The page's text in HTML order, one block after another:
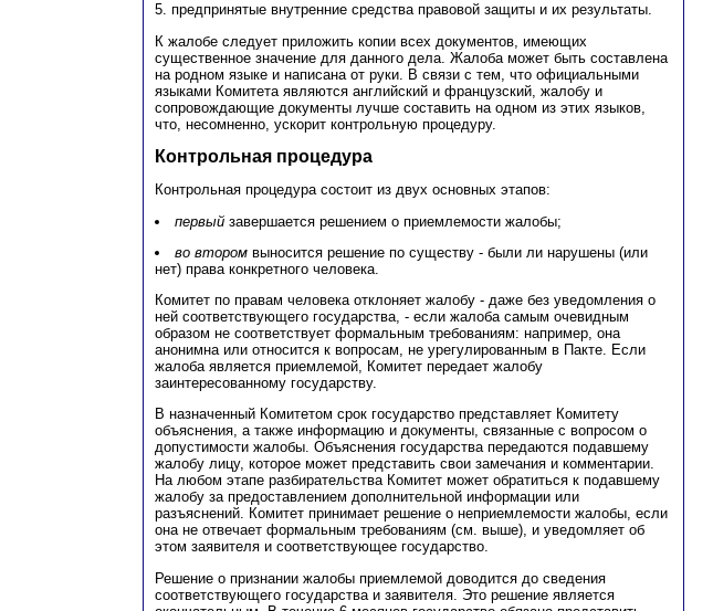
5. предпринятые внутренние средства правовой защиты и их результаты.
К жалобе следует приложить копии всех документов, имеющих
существенное значение для данного дела. Жалоба может быть составлена
на родном языке и написана от руки. В связи с тем, что официальными
языками Комитета являются английский и французский, жалобу и
сопровождающие документы лучше составить на одном из этих языков,
что, несомненно, ускорит контрольную процедуру.
Контрольная процедура
Контрольная процедура состоит из двух основных этапов:
первый завершается решением о приемлемости жалобы;
во втором выносится решение по существу - были ли нарушены (или
нет) права конкретного человека.
Комитет по правам человека отклоняет жалобу - даже без уведомления о
ней соответствующего государства, - если жалоба самым очевидным
образом не соответствует формальным требованиям: например, она
анонимна или относится к вопросам, не урегулированным в Пакте. Если
жалоба является приемлемой, Комитет передает жалобу
заинтересованному государству.
В назначенный Комитетом срок государство представляет Комитету
объяснения, а также информацию и документы, связанные с вопросом о
допустимости жалобы. Объяснения государства передаются подавшему
жалобу лицу, которое может представить свои замечания и комментарии.
На любом этапе разбирательства Комитет может обратиться к подавшему
жалобу за предоставлением дополнительной информации или
разъяснений. Комитет принимает решение о неприемлемости жалобы, если
она не отвечает формальным требованиям (см. выше), и уведомляет об
этом заявителя и соответствующее государство.
Решение о признании жалобы приемлемой доводится до сведения
соответствующего государства и заявителя. Это решение является